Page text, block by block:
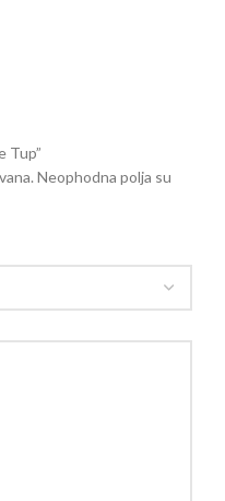
Tup”
Neophodna polja su